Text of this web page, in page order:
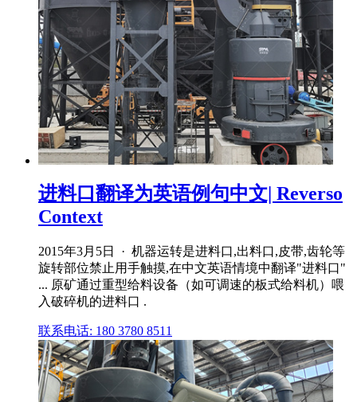
进料口翻译为英语例句中文| Reverso
Context
2015年3月5日 · 机器运转是进料口,出料口,皮带,齿轮等
旋转部位禁止用手触摸,在中文英语情境中翻译"进料口"
... 原矿通过重型给料设备（如可调速的板式给料机）喂
入破碎机的进料口 .
联系电话: 180 3780 8511